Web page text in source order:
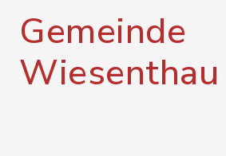
Gemeinde
Wiesenthau